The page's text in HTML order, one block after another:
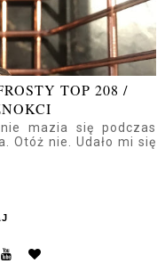
TOP 208 /
mazia się podczas
Otóż nie. Udało mi się